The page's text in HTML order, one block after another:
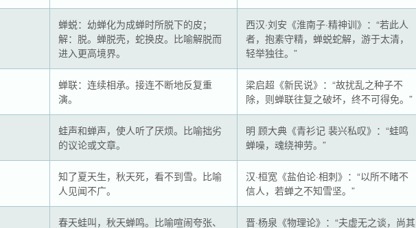
蝉蜕：幼蝉化为成蝉时所脱下的皮；
解：脱。蝉脱壳，蛇换皮。比喻解脱而
进入更高境界。
西汉·刘安《淮南子·精神训》：“若此人
者，抱素守精，蝉蜕蛇解，游于太清，
轻举独往。”
蝉联：连续相承。接连不断地反复重
演。
梁启超《新民说》：“故扰乱之种子不
除，则蝉联往复之破坏，终不可得免。”
蛙声和蝉声，使人听了厌烦。比喻拙劣
的议论或文章。
明 顾大典《青衫记 裴兴私叹》：“蛙鸣
蝉噪，魂绕神劳。”
知了夏天生，秋天死，看不到雪。比喻
人见闻不广。
汉·桓宽《盐伯论·相刺》：“以所不睹不
信人，若蝉之不知雪坚。”
春天蛙叫，秋天蝉鸣。比喻喧闹夸张、
晋·杨泉《物理论》：“夫虚无之谈，尚其